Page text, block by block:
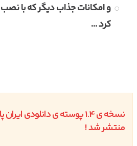
و امکانات جذاب دیگر که با نصب
کرد ...
منتشر شد !